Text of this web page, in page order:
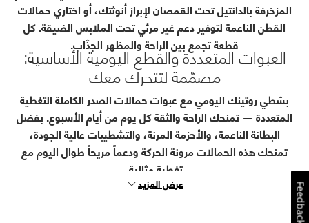
المزخرفة بالدانتيل تحت القمصان لإبراز أنوثتك، أو اختاري حمالات
القطن الناعمة لتوفير دعم غير مرئي تحت الملابس الضيقة. كل
قطعة تجمع بين الراحة والمظهر الجذّاب.
العبوات المتعددة والقطع اليومية الأساسية:
مصمّمة لتتحرك معك
بسّطي روتينك اليومي مع عبوات حمالات الصدر الكاملة التغطية
المتعددة — تمنحك الراحة والثقة كل يوم من أيام الأسبوع. بفضل
البطانة الناعمة، والأحزمة المرنة، والتشطيبات عالية الجودة،
تمنحك هذه الحمالات مرونة الحركة ودعماً مريحاً طوال اليوم مع
تغطية مثالية.
عرض المزيد
Page
Feedback